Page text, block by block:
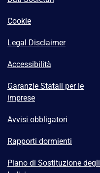
Cookie
Legal Disclaimer
Accessibilità
Garanzie Statali per le
imprese
Avvisi obbligatori
Rapporti dormienti
Piano di Sostituzione degli